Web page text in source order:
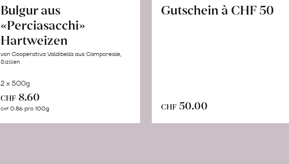
Bulgur aus
«Perciasacchi»
Hartweizen
von Cooperativa Valdibella aus Camporeale,
Sizilien
2 x 500g
CHF 8.60
CHF 0.86 pro 100g
Gutschein à CHF 50
CHF 50.00
Warenkorb